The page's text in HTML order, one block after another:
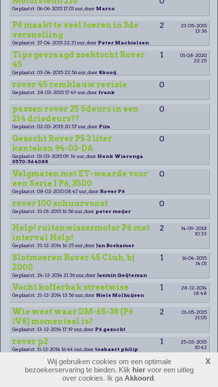
Geplaatst: 06-06-2015 17:01 uur, door Marco
P6 maakt te veel toeren in 3de
versnelling
2
23-05-2015
13:36
Geplaatst: 27-04-2015 22:21 uur, door Peter Machielsen
Tips gevraagd zoektocht Rover
45
1
01-08-2020
22:25
Geplaatst: 03-04-2015 22:56 uur, door Skooij
rover 45 remklauw revisie 0
Geplaatst: 28-03-2015 17:49 uur, door frank
passen rover 25 5deurs in een
214 driedeurs??
0
Geplaatst: 02-03-2015 20:57 uur, door Pim
Gezocht Rover P5 3 liter
kenteken 94-03-DA
0
Geplaatst: 01-03-2015 09:14 uur, door Henk Wierenga
0570-564088
Velgmaten met ET-waarde voor
een Serie I P6, 3500
0
Geplaatst: 08-02-2015 08:47 uur, door Rover P6
rover 100 schuurvonst 0
Geplaatst: 31-01-2015 16:56 uur, door peter meijer
Help! ruitenwissermotor P6 met
interval Help!
2
14-09-2018
10:33
Geplaatst: 31-12-2014 16:25 uur, door Jan Boshamer
Slotmoeren Rover 45 Club, bj
2000
1
16-04-2015
14:01
Geplaatst: 24-12-2014 21:36 uur, door Jasmin Geijteman
Vocht kofferbak streetwise 1
28-12-2014
18:48
Geplaatst: 21-12-2014 13:56 uur, door Niels Molhuijsen
Wie weet waar DM-65-38 (P6
/V8) momenteel is?
2
01-05-2015
21:05
Geplaatst: 13-12-2014 17:19 uur, door P6 gezocht
rover p2 1
25-03-2015
10:42
Geplaatst: 11-12-2014 16:44 uur, door toebaert philip
Pre-war Rover 3
15-12-2014
Geplaatst: 26-11-2014 20:35 uur, doorClassic-Rover
Wij gebruiken cookies om een optimale
bezoekerservaring te bieden. Klik hiervoor een uitleg
over cookies. Ik ga Akkoord.
X